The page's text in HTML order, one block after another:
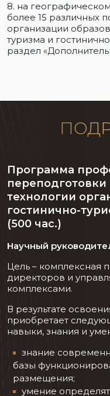
8. на
более 15 различных
организации
туризма и
раздел
Программа
технологии
гостинично-
(500 час.)
Научный
Цель – комплексная
директоров и
комплексами.
В результате
приобретает
навыки, знания и
знание
базы
размещения;
умение